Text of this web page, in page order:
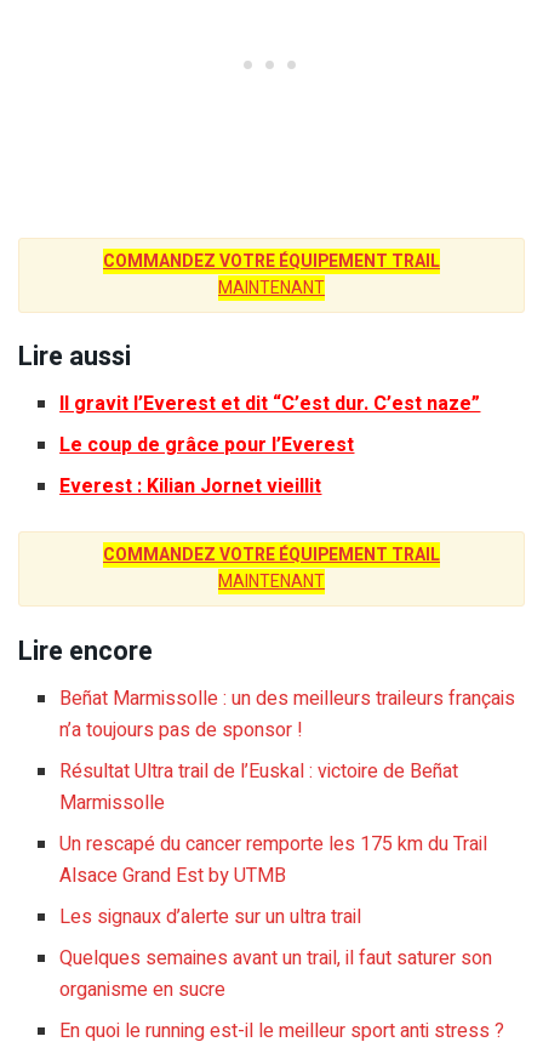
COMMANDEZ VOTRE ÉQUIPEMENT TRAIL
MAINTENANT
Lire aussi
Il gravit l’Everest et dit “C’est dur. C’est naze”
Le coup de grâce pour l’Everest
Everest : Kilian Jornet vieillit
COMMANDEZ VOTRE ÉQUIPEMENT TRAIL
MAINTENANT
Lire encore
Beñat Marmissolle : un des meilleurs traileurs français
n’a toujours pas de sponsor !
Résultat Ultra trail de l’Euskal : victoire de Beñat
Marmissolle
Un rescapé du cancer remporte les 175 km du Trail
Alsace Grand Est by UTMB
Les signaux d’alerte sur un ultra trail
Quelques semaines avant un trail, il faut saturer son
organisme en sucre
En quoi le running est-il le meilleur sport anti stress ?